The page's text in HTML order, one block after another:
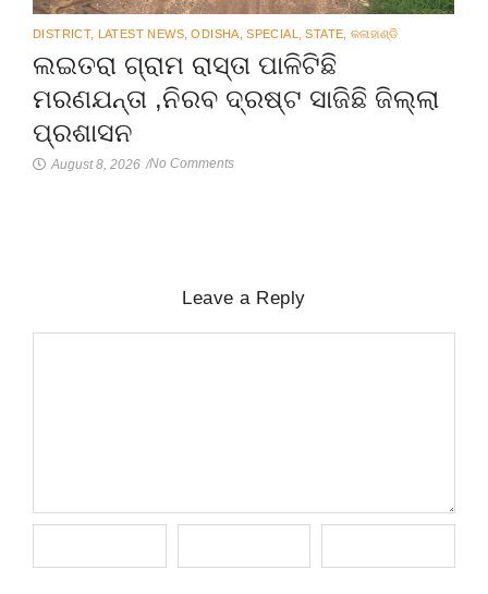
DISTRICT, LATEST NEWS ODISHA SPECIAL STATE କଳାହାଣ୍ଡି
ଲଇତରା ଗ୍ରାମ ରାସ୍ତା ପାଳିଟିଛି
ମରଣଯନ୍ତା ,ନିରବ ଦ୍ରଷ୍ଟ ସାଜିଛି ଜିଲ୍ଲା
ପ୍ରଶାସନ
August 8, 2026 /No Comments
Leave a Reply